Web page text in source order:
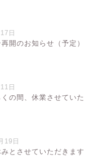
日
開のお知らせ（予定）
日
の間、休業させていた
19日
とさせていただきます